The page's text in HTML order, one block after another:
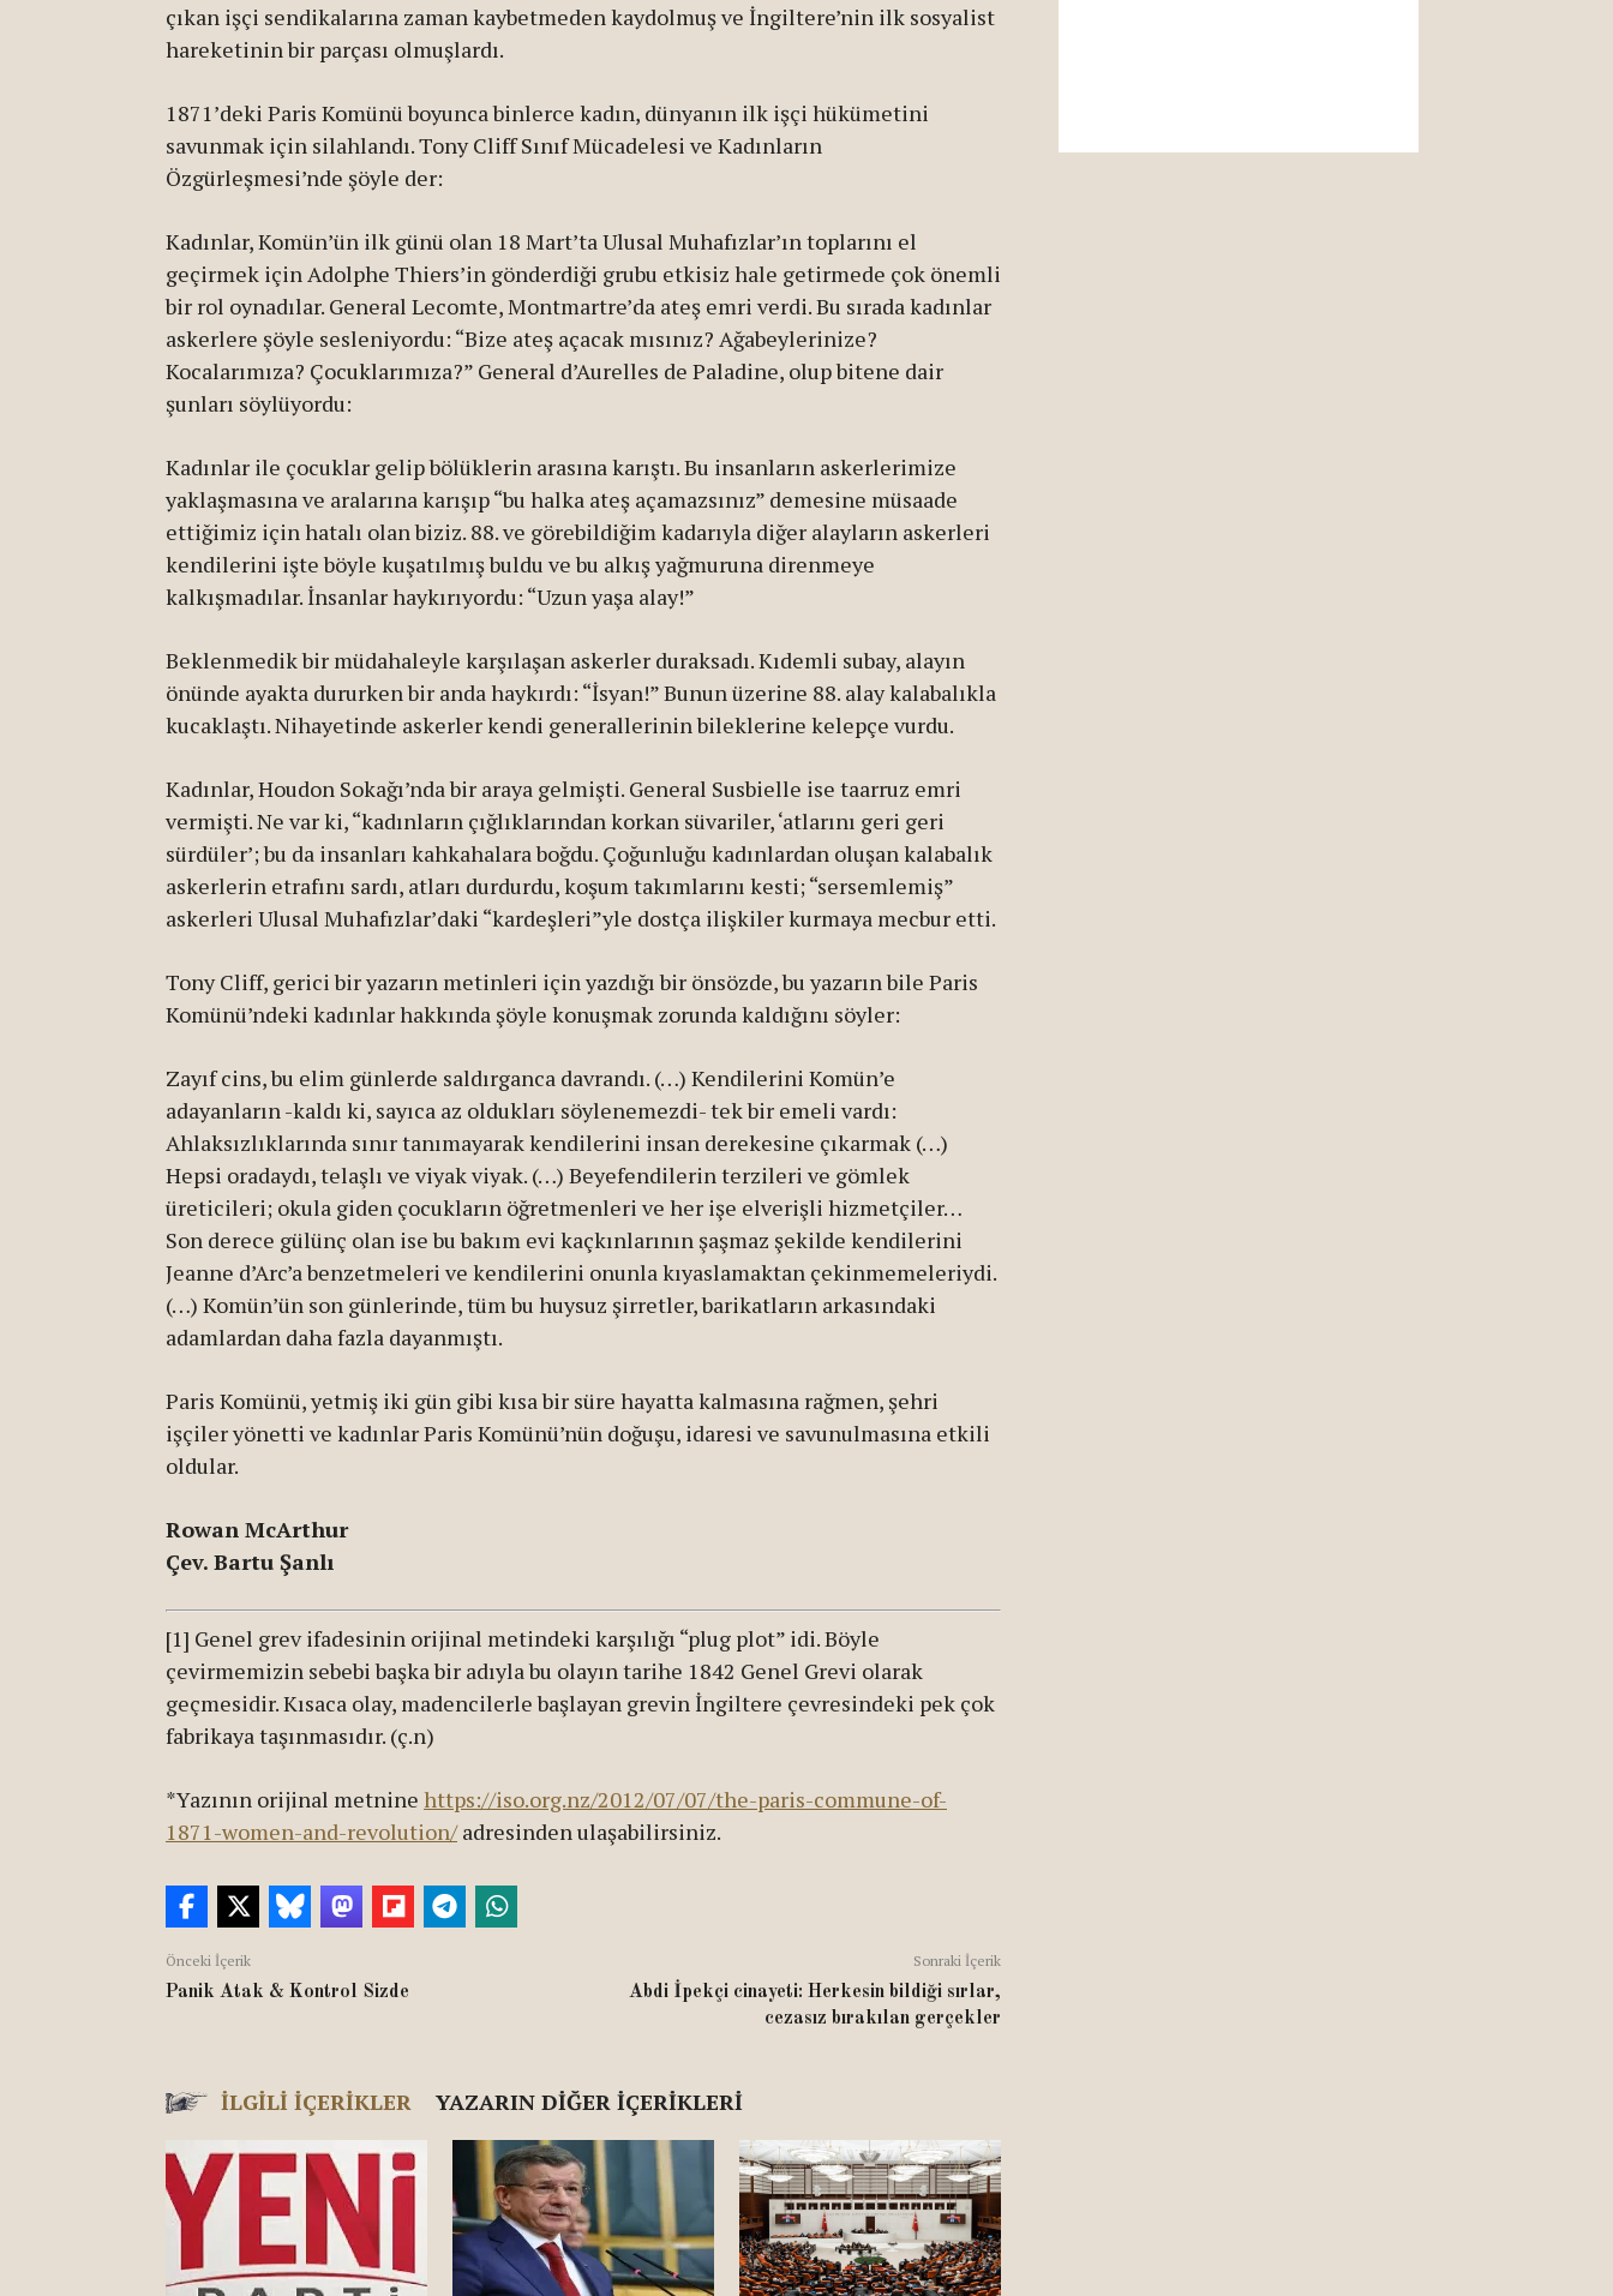
çıkan işçi sendikalarına zaman kaybetmeden kaydolmuş ve İngiltere’nin ilk sosyalist
hareketinin bir parçası olmuşlardı.
1871’deki Paris Komünü boyunca binlerce kadın, dünyanın ilk işçi hükümetini
savunmak için silahlandı. Tony Cliff Sınıf Mücadelesi ve Kadınların
Özgürleşmesi’nde şöyle der:
Kadınlar, Komün’ün ilk günü olan 18 Mart’ta Ulusal Muhafızlar’ın toplarını el
geçirmek için Adolphe Thiers’in gönderdiği grubu etkisiz hale getirmede çok önemli
bir rol oynadılar. General Lecomte, Montmartre’da ateş emri verdi. Bu sırada kadınlar
askerlere şöyle sesleniyordu: “Bize ateş açacak mısınız? Ağabeylerinize?
Kocalarımıza? Çocuklarımıza?” General d’Aurelles de Paladine, olup bitene dair
şunları söylüyordu:
Kadınlar ile çocuklar gelip bölüklerin arasına karıştı. Bu insanların askerlerimize
yaklaşmasına ve aralarına karışıp “bu halka ateş açamazsınız” demesine müsaade
ettiğimiz için hatalı olan biziz. 88. ve görebildiğim kadarıyla diğer alayların askerleri
kendilerini işte böyle kuşatılmış buldu ve bu alkış yağmuruna direnmeye
kalkışmadılar. İnsanlar haykırıyordu: “Uzun yaşa alay!”
Beklenmedik bir müdahaleyle karşılaşan askerler duraksadı. Kıdemli subay, alayın
önünde ayakta dururken bir anda haykırdı: “İsyan!” Bunun üzerine 88. alay kalabalıkla
kucaklaştı. Nihayetinde askerler kendi generallerinin bileklerine kelepçe vurdu.
Kadınlar, Houdon Sokağı’nda bir araya gelmişti. General Susbielle ise taarruz emri
vermişti. Ne var ki, “kadınların çığlıklarından korkan süvariler, ‘atlarını geri geri
sürdüler’; bu da insanları kahkahalara boğdu. Çoğunluğu kadınlardan oluşan kalabalık
askerlerin etrafını sardı, atları durdurdu, koşum takımlarını kesti; “sersemlemiş”
askerleri Ulusal Muhafızlar’daki “kardeşleri”yle dostça ilişkiler kurmaya mecbur etti.
Tony Cliff, gerici bir yazarın metinleri için yazdığı bir önsözde, bu yazarın bile Paris
Komünü’ndeki kadınlar hakkında şöyle konuşmak zorunda kaldığını söyler:
Zayıf cins, bu elim günlerde saldırganca davrandı. (…) Kendilerini Komün’e
adayanların -kaldı ki, sayıca az oldukları söylenemezdi- tek bir emeli vardı:
Ahlaksızlıklarında sınır tanımayarak kendilerini insan derekesine çıkarmak (…)
Hepsi oradaydı, telaşlı ve viyak viyak. (…) Beyefendilerin terzileri ve gömlek
üreticileri; okula giden çocukların öğretmenleri ve her işe elverişli hizmetçiler…
Son derece gülünç olan ise bu bakım evi kaçkınlarının şaşmaz şekilde kendilerini
Jeanne d’Arc’a benzetmeleri ve kendilerini onunla kıyaslamaktan çekinmemeleriydi.
(…) Komün’ün son günlerinde, tüm bu huysuz şirretler, barikatların arkasındaki
adamlardan daha fazla dayanmıştı.
Paris Komünü, yetmiş iki gün gibi kısa bir süre hayatta kalmasına rağmen, şehri
işçiler yönetti ve kadınlar Paris Komünü’nün doğuşu, idaresi ve savunulmasına etkili
oldular.
Rowan McArthur
Çev. Bartu Şanlı
[1] Genel grev ifadesinin orijinal metindeki karşılığı “plug plot” idi. Böyle
çevirmemizin sebebi başka bir adıyla bu olayın tarihe 1842 Genel Grevi olarak
geçmesidir. Kısaca olay, madencilerle başlayan grevin İngiltere çevresindeki pek çok
fabrikaya taşınmasıdır. (ç.n)
*Yazının orijinal metnine https://iso.org.nz/2012/07/07/the-paris-commune-of-
1871-women-and-revolution/adresinden ulaşabilirsiniz.
Önceki İçerik
Panik Atak & Kontrol Sizde
Sonraki İçerik
Abdi İpekçi cinayeti: Herkesin bildiği sırlar,
cezasız bırakılan gerçekler
İLGILI İÇERIKLER YAZARIN DIĞER İÇERIKLERI